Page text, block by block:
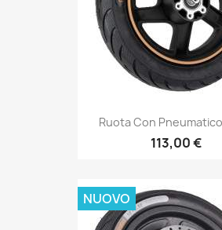
Ruota Con
113,00 €
NUOVO